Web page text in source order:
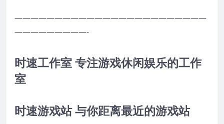
————————————————————————
—————————-
时速工作室 专注游戏休闲娱乐的工作
室
时速游戏站 与你距离最近的游戏站